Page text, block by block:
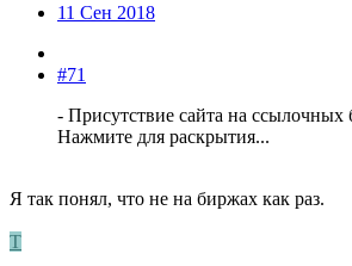
11 Сен 2018
#71
- Присутствие сайта на
Нажмите для раскрытия...
Я так понял, что не на биржах как раз.
T